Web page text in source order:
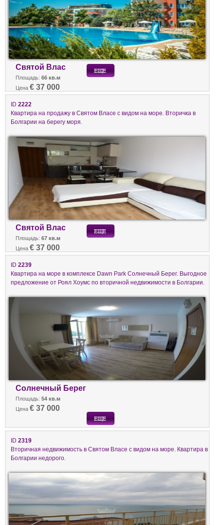
Святой Влас
Площадь: 66 кв.м
Цена € 37 000
ID 2222
Квартира на продажу в Святом Власе с видом на море. Вторичка в
Болгарии на берегу моря.
Святой Влас
Площадь: 67 кв.м
Цена € 37 000
ID 2239
Квартира на море в комплексе Dawn Park Солнечный Берег. Выгодное
предложение от Роял Хоумс по вторичной недвижимости в Болгарии.
Солнечный Берег
Площадь: 54 кв.м
Цена € 37 000
ID 2319
Вторичная недвижимость в Святом Власе с видом на море. Квартира в
Болгарии недорого.